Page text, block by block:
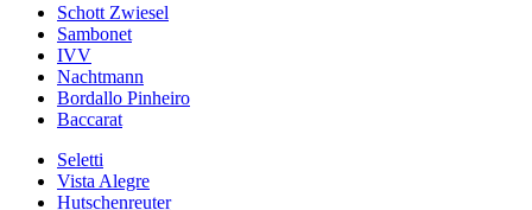
Schott Zwiesel
Sambonet
IVV
Nachtmann
Bordallo Pinheiro
Baccarat
Seletti
Vista Alegre
Hutschenreuter